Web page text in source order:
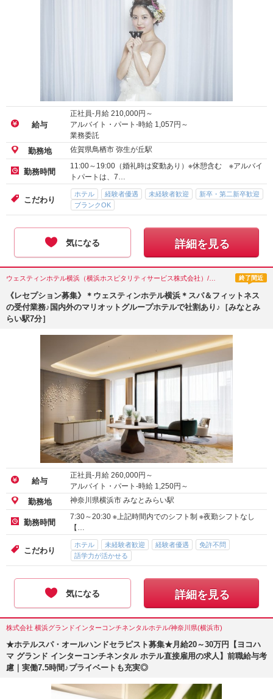
給与
正社員-月給 210,000円～
アルバイト・パート-時給 1,057 円～
業務委託
勤務地 佐賀県鳥栖市 弥生が丘駅
勤務時間
11:00～19:00（婚礼時は変動あり）※休憩含む ※アルバイ
トパートは、7…
こだわり
ホテル 経験者優遇 未経験者歓迎
新卒・第二新卒歓迎
ブランクOK
気になる 詳細を見る
終了間近
《レセプション募集》＊ウェスティンホテル横浜＊スパ＆フィットネス
の受付業務♪国内外のマリオットグループホテルで社割あり♪［みなとみ
らい駅7分］
給与
正社員-月給 260,000円～
アルバイト・パート-時給 1,250円～
勤務地 神奈川県横浜市 みなとみらい駅
勤務時間
7:30～20:30 ※上記時間内でのシフト制 ※夜勤シフトなし
【…
こだわり
ホテル 未経験者歓迎 経験者優遇
免許不問
語学力が活かせる
気になる 詳細を見る
株式会社 横浜グランドインターコンチネンタルホテル/神奈川県(横浜市)
★ホテルスパ・オールハンドセラピスト募集★月給20～30万円【ヨコハ
マ グランド インターコンチネンタル ホテル直接雇用の求人】前職給与考
慮｜実働7.5時間♪プライベートも充実◎